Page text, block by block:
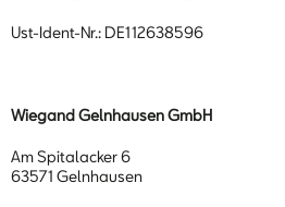
Ust-Ident-Nr.: DE112638596
Wiegand Gelnhausen GmbH
Am Spitalacker 6
63571 Gelnhausen